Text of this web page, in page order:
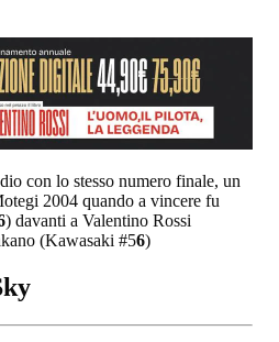
con lo stesso numero finale, un
2004 quando a vincere fu
) davanti a Valentino Rossi
(Kawasaki #56)